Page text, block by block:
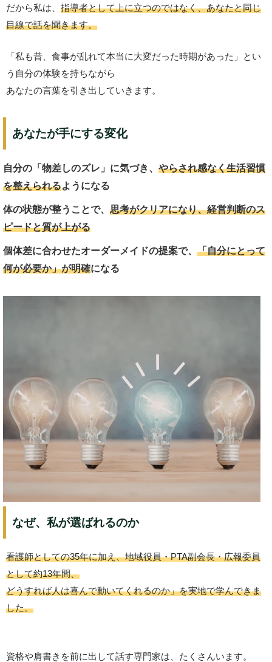
だから私は、 指導者として上に立つのではなく、あなたと同じ
目線で話を聞きます。
「私も昔、食事が乱れて本当に大変だった時期があった」とい
う自分の体験を持ちながら
あなたの言葉を引き出していきます。
あなたが手にする変化
自分の「物差しのズレ」に気づき、 やらされ感なく生活習慣
を整えられるようになる
体の状態が整うことで、 思考がクリアになり、経営判断のス
ピードと質が上がる
個体差に合わせたオーダーメイドの提案で、 「自分にとって
何が必要か」が明確になる
なぜ、私が選ばれるのか
看護師としての35年に加え、地域役員・PTA副会長・広報委員
として約13年間、
どうすれば人は喜んで動いてくれるのか」を実地で学んできま
した。
資格や肩書きを前に出して話す専門家は、たくさんいます。